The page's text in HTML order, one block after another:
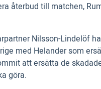
återbud till matchen,
Nilsson-Lindelöf
med Helander som
att ersätta de
göra.